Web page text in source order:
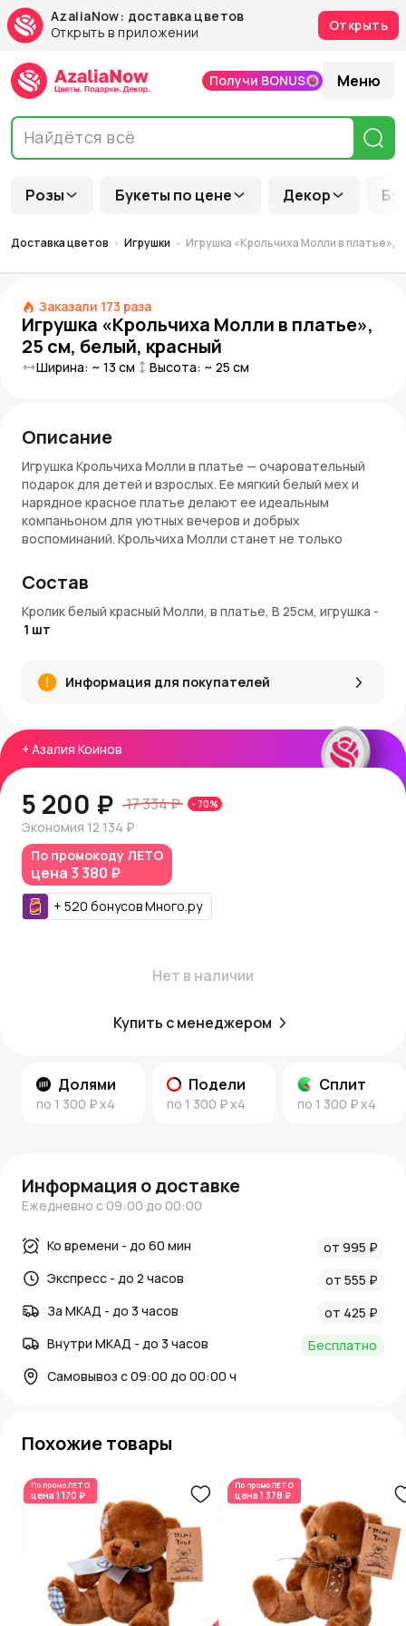
AzaliaNow: доставка цветов
Открыть в приложении
Открыть
Розы Букеты по цене Декор
Получи BONUS Меню
Доставка цветов Игрушки Игрушка «Крольчиха Молли в платье»,
Заказали 173 раза
Игрушка «Крольчиха Молли в платье»,
25 см, белый, красный
Ширина: ~ 13 см Высота: ~ 25 см
+ Азалия Коинов
5 200 ₽ 17 334 ₽ - 70%
Экономия 12 134 ₽
По промокоду ЛЕТО
цена3 380 ₽
+ 520 бонусовМного.ру
Нет в наличии
Купить с менеджером
Долями
по 1 300 ₽x4
Подели
по 1 300 ₽x4
Сплит
по 1 300 ₽x4
Описание
Игрушка Крольчиха Молли в платье — очаровательный
подарок для детей и взрослых. Ее мягкий белый мех и
нарядное красное платье делают ее идеальным
компаньоном для уютных вечеров и добрых
воспоминаний. Крольчиха Молли станет не только
комнаты.
Преимущества:
Мягкий и приятный на ощупь материал
Отличный подарок для детей и коллекционеров
Идеально подходит для украшения интерьера
магазине AzaliaNow. Наш магазин обеспечивает быструю
доставку по Москве и Московской области. За каждую
покупку начисляются Азалия Коины, которые можно
использовать для получения скидок в дальнейшем.
Читайте нашблог о декоре и флористике
новостями AzaliaNow, чтобы узнавать полезные советы
по декору и не пропускать выгодные предложения от
AzaliaNow.
Состав
Кролик белый красный Молли, в платье, В 25см, игрушка -
1 шт
Информация для покупателей
Информация о доставке
Ежедневно с 09:00 до 00:00
Ко времени - до 60 мин
от 995 ₽
Экспресс - до 2 часов
от 555 ₽
За МКАД - до 3 часов
от 425 ₽
Внутри МКАД - до 3 часов
Бесплатно
Самовывоз с 09:00 до 00:00 ч
Похожие товары
По промоЛЕТО
цена 1 170 ₽
По промоЛЕТО
цена 1 378 ₽